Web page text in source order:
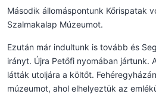
Második állomáspontunk Kőrispatak
Szalmakalap Múzeumot.
Ezután már indultunk is tovább és
irányt. Újra Petőfi nyomában jártunk.
látták utoljára a költőt.
múzeumot, ahol elhelyeztük az